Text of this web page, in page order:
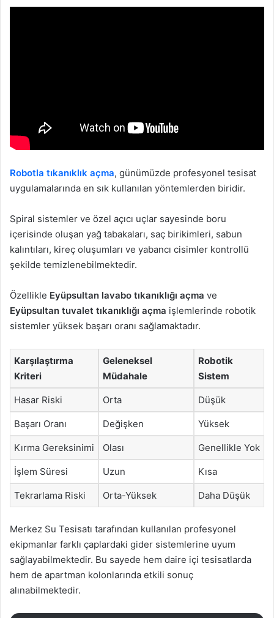
Robotla tıkanıklık açma, günümüzde profesyonel tesisat
uygulamalarında en sık kullanılan yöntemlerden biridir.
Spiral sistemler ve özel açıcı uçlar sayesinde boru
içerisinde oluşan yağ tabakaları, saç birikimleri, sabun
kalıntıları, kireç oluşumları ve yabancı cisimler kontrollü
şekilde temizlenebilmektedir.
Özellikle Eyüpsultan lavabo tıkanıklığı açma ve
Eyüpsultan tuvalet tıkanıklığı açma işlemlerinde robotik
sistemler yüksek başarı oranı sağlamaktadır.
Karşılaştırma
Kriteri
Geleneksel
Müdahale
Robotik
Sistem
Hasar Riski Orta Düşük
Başarı Oranı Değişken Yüksek
Kırma Gereksinimi Olası Genellikle Yok
İşlem Süresi Uzun Kısa
Tekrarlama Riski Orta-Yüksek Daha Düşük
Merkez Su Tesisatı tarafından kullanılan profesyonel
ekipmanlar farklı çaplardaki gider sistemlerine uyum
sağlayabilmektedir. Bu sayede hem daire içi tesisatlarda
hem de apartman kolonlarında etkili sonuç
alınabilmektedir.